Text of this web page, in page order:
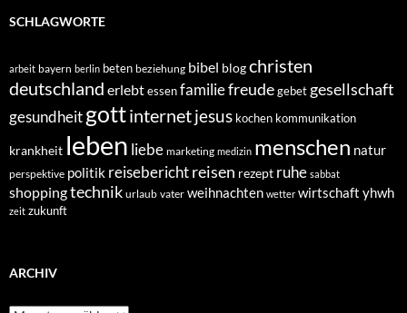
SCHLAGWORTE
arbeit bayern berlin beten beziehung bibel blogchristen
deutschland erlebtessenfamiliefreudegebet gesellschaft
gesundheitgottinternetjesus kochen kommunikation
krankheit leben liebe marketing medizin menschen natur
perspektive politik reiseberichtreisen rezept ruhe sabbat
shoppingtechnik urlaub vater weihnachten wetter wirtschaft yhwh
zeit zukunft
ARCHIV